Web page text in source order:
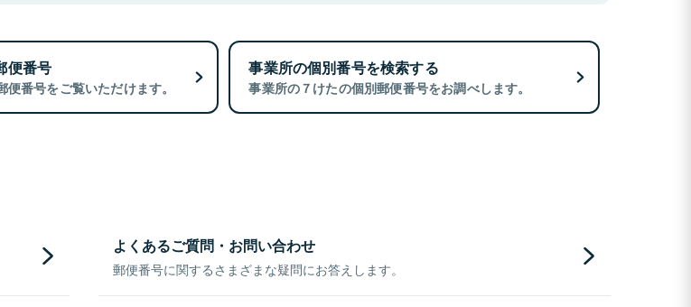
便番号
番号をご覧いただけます。
事業所の個別番号を検索する
事業所の７けたの個別郵便番号をお調べします。
よくあるご質問・お問い合わせ
郵便番号に関するさまざまな疑問にお答えします。